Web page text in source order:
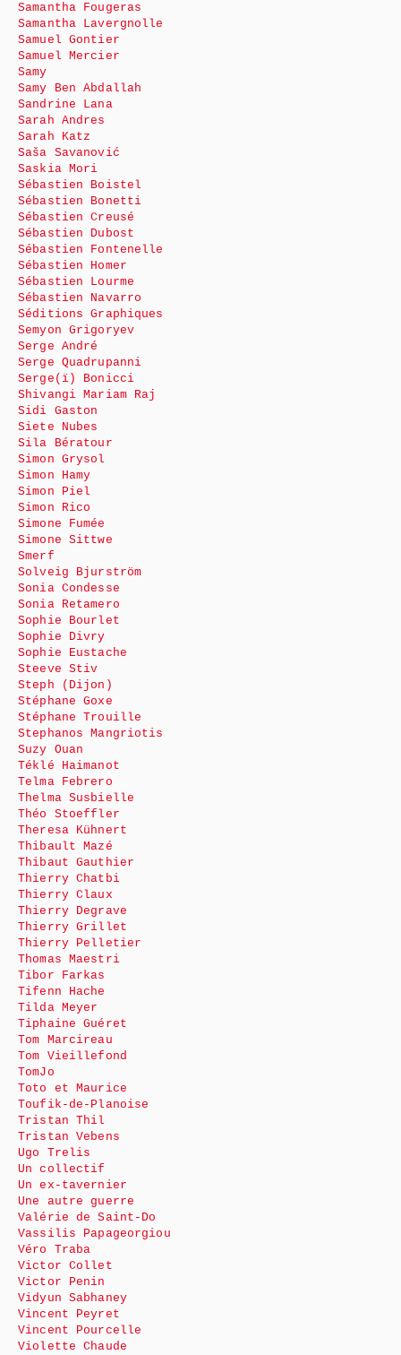
Samantha Fougeras
Samantha Lavergnolle
Samuel Gontier
Samuel Mercier
Samy
Samy Ben Abdallah
Sandrine Lana
Sarah Andres
Sarah Katz
Saša Savanović
Saskia Mori
Sébastien Boistel
Sébastien Bonetti
Sébastien Creusé
Sébastien Dubost
Sébastien Fontenelle
Sébastien Homer
Sébastien Lourme
Sébastien Navarro
Séditions Graphiques
Semyon Grigoryev
Serge André
Serge Quadrupanni
Serge(ï) Bonicci
Shivangi Mariam Raj
Sidi Gaston
Siete Nubes
Sila Bératour
Simon Grysol
Simon Hamy
Simon Piel
Simon Rico
Simone Fumée
Simone Sittwe
Smerf
Solveig Bjurström
Sonia Condesse
Sonia Retamero
Sophie Bourlet
Sophie Divry
Sophie Eustache
Steeve Stiv
Steph (Dijon)
Stéphane Goxe
Stéphane Trouille
Stephanos Mangriotis
Suzy Ouan
Téklé Haimanot
Telma Febrero
Thelma Susbielle
Théo Stoeffler
Theresa Kühnert
Thibault Mazé
Thibaut Gauthier
Thierry Chatbi
Thierry Claux
Thierry Degrave
Thierry Grillet
Thierry Pelletier
Thomas Maestri
Tibor Farkas
Tifenn Hache
Tilda Meyer
Tiphaine Guéret
Tom Marcireau
Tom Vieillefond
TomJo
Toto et Maurice
Toufik-de-Planoise
Tristan Thil
Tristan Vebens
Ugo Trelis
Un collectif
Un ex-tavernier
Une autre guerre
Valérie de Saint-Do
Vassilis Papageorgiou
Véro Traba
Victor Collet
Victor Penin
Vidyun Sabhaney
Vincent Peyret
Vincent Pourcelle
Violette Chaude